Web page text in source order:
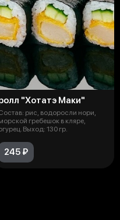
"Хотатэ Маки"
рис, водоросли нори,
гребешок в кляре,
огурец. Выход: 130 гр.
245 ₽